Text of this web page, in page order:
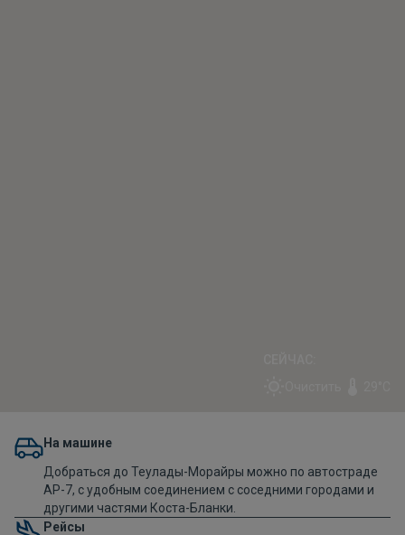
На машине
Добраться до Теулады-Морайры можно по автостраде
AP-7, с удобным соединением с соседними городами и
другими частями Коста-Бланки.
Рейсы